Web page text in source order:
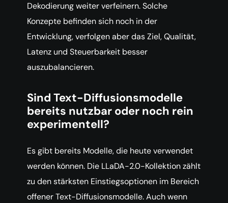
Dekodierung weiter verfeinern. Solche
Konzepte befinden sich noch in der
Entwicklung, verfolgen aber das Ziel, Qualität,
Latenz und Steuerbarkeit besser
auszubalancieren.
Sind Text-Diffusionsmodelle
bereits nutzbar oder noch rein
experimentell?
Es gibt bereits Modelle, die heute verwendet
werden können. Die LLaDA-2.0-Kollektion zählt
zu den stärksten Einstiegsoptionen im Bereich
offener Text-Diffusionsmodelle. Auch wenn